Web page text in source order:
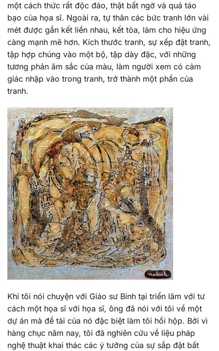
một cách thức rất độc đáo, thật bất ngờ và quá táo
bạo của họa sĩ. Ngoài ra, tự thân các bức tranh lớn vài
mét được gắn kết liền nhau, kết tỏa, làm cho hiệu ứng
càng mạnh mẽ hơn. Kích thước tranh, sự xếp đặt tranh,
tập hợp chúng vào một bộ, tập dày đặc, với những
tương phản âm sắc của màu, làm người xem có cảm
giác nhập vào trong tranh, trở thành một phần của
tranh.
Khi tôi nói chuyện với Giáo sư Bính tại triển lãm với tư
cách một họa sĩ với họa sĩ, ông đã nói với tôi về một
dự án mà đề tài của nó đặc biệt làm tôi hồi hộp. Bởi vì
hàng chục năm nay, tôi đã nghiên cứu về liệu pháp
nghệ thuật khai thác các ý tưởng của sự sắp đặt bất